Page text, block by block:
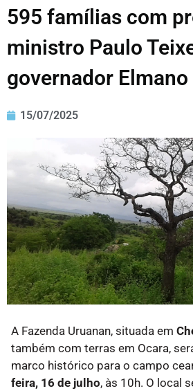
595 famílias com
ministro Paulo
governador
15/07/2025
A Fazenda Uruanan, situada em
também com terras em Ocara,
marco histórico para o campo
feira, 16 de julho, às 10h. O local